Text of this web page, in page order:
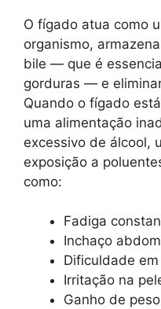
O fígado atua como
organismo,
bile — que é
gorduras — e
Quando o fígado
uma alimentação
excessivo de álcool,
exposição a
como:
Fadiga
Inchaço
Dificuldade
Irritação na
Ganho de